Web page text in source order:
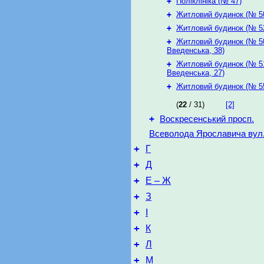
+ Житловий будинок (№
+ Житловий будинок (№
+ Житловий будинок (№
Введенська, 38)
+ Житловий будинок (№
Введенська, 27)
+ Житловий будинок (№
(22 / 31) [2]
+
Воскресенський просп.
Всеволода Ярославича вул.
+ Г
+ Д
+ Е – Ж
+ З
+
+ К
+ Л
+ М